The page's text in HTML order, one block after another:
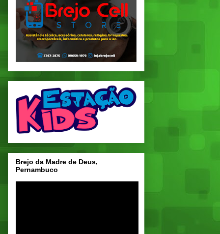
Brejo da Madre de Deus,
Pernambuco